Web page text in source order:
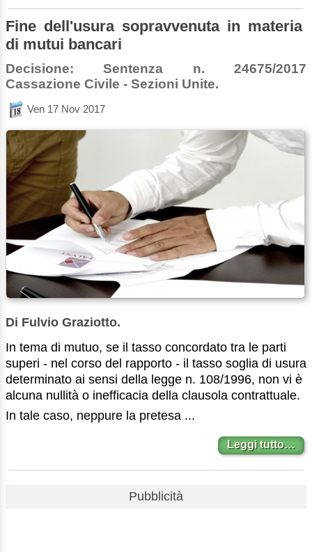
Fine dell'usura sopravvenuta in materia
di mutui bancari
Decisione: Sentenza n. 24675/2017
Cassazione Civile - Sezioni Unite.
Ven 17 Nov 2017
Di Fulvio Graziotto.
In tema di mutuo, se il tasso concordato tra le parti
superi - nel corso del rapporto - il tasso soglia di usura
determinato ai sensi della legge n. 108/1996, non vi è
alcuna nullità o inefficacia della clausola contrattuale.
In tale caso, neppure la pretesa ...
Leggi tutto…
Pubblicità